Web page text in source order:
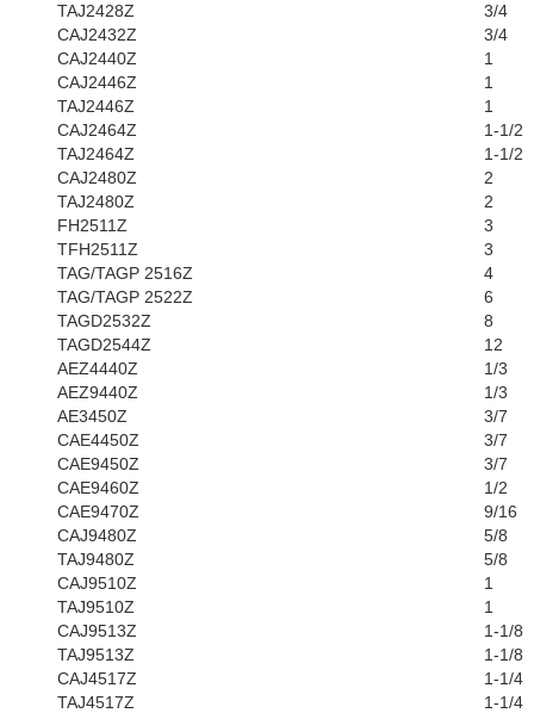
TAJ2428Z
3/4
CAJ2432Z
3/4
CAJ2440Z
1
CAJ2446Z
1
TAJ2446Z
1
CAJ2464Z
1-1/2
TAJ2464Z
1-1/2
CAJ2480Z
2
TAJ2480Z
2
FH2511Z
3
TFH2511Z
3
TAG/TAGP 2516Z
4
TAG/TAGP 2522Z
6
TAGD2532Z
8
TAGD2544Z
12
AEZ4440Z
1/3
AEZ9440Z
1/3
AE3450Z
3/7
CAE4450Z
3/7
CAE9450Z
3/7
CAE9460Z
1/2
CAE9470Z
9/16
CAJ9480Z
5/8
TAJ9480Z
5/8
CAJ9510Z
1
TAJ9510Z
1
CAJ9513Z
1-1/8
TAJ9513Z
1-1/8
CAJ4517Z
1-1/4
TAJ4517Z
1-1/4